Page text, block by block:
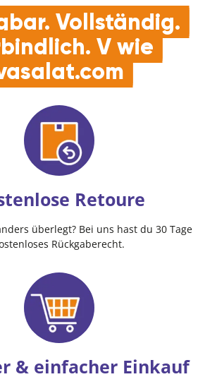
Vollständig.
V wie
Retoure
überlegt? Bei uns hast du 30 Tage
Rückgaberecht.
& einfacher Einkauf